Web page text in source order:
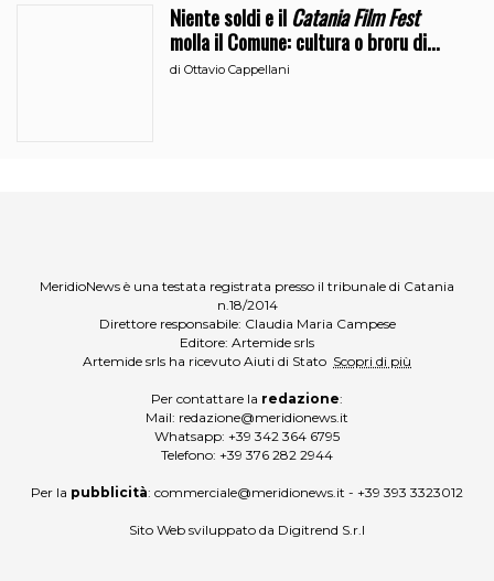
Niente soldi e ilCatania Film Fest
molla il Comune: cultura o broru di
ciciri?
diOttavio Cappellani
MeridioNews è una testata registrata presso il tribunale di Catania
n.18/2014
Direttore responsabile: Claudia Maria Campese
Editore: Artemide srls
Artemide srls ha ricevuto Aiuti di Stato Scopri di più
Per contattare la redazione:
Mail: redazione@meridionews.it
Whatsapp: +39 342 364 6795
Telefono: +39 376 282 2944
Per la pubblicità: commerciale@meridionews.it - +39 393 3323012
Sito Web sviluppato da Digitrend S.r.l